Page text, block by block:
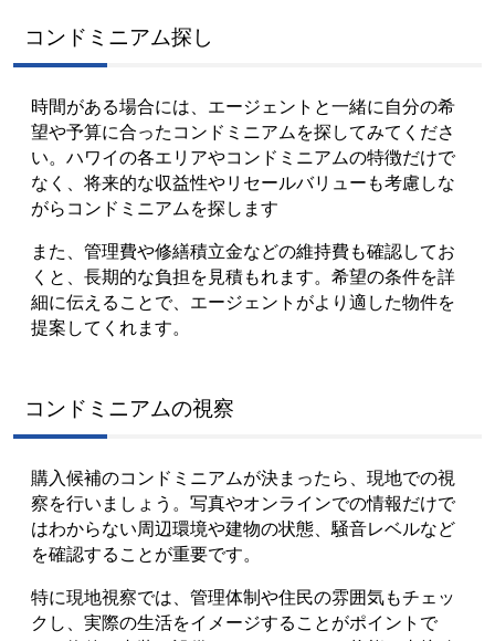
コンドミニアム探し
時間がある場合には、エージェントと一緒に自分の希
望や予算に合ったコンドミニアムを探してみてくださ
い。ハワイの各エリアやコンドミニアムの特徴だけで
なく、将来的な収益性やリセールバリューも考慮しな
がらコンドミニアムを探します
また、管理費や修繕積立金などの維持費も確認してお
くと、長期的な負担を見積もれます。希望の条件を詳
細に伝えることで、エージェントがより適した物件を
提案してくれます。
コンドミニアムの視察
購入候補のコンドミニアムが決まったら、現地での視
察を行いましょう。写真やオンラインでの情報だけで
はわからない周辺環境や建物の状態、騒音レベルなど
を確認することが重要です。
特に現地視察では、管理体制や住民の雰囲気もチェッ
クし、実際の生活をイメージすることがポイントで